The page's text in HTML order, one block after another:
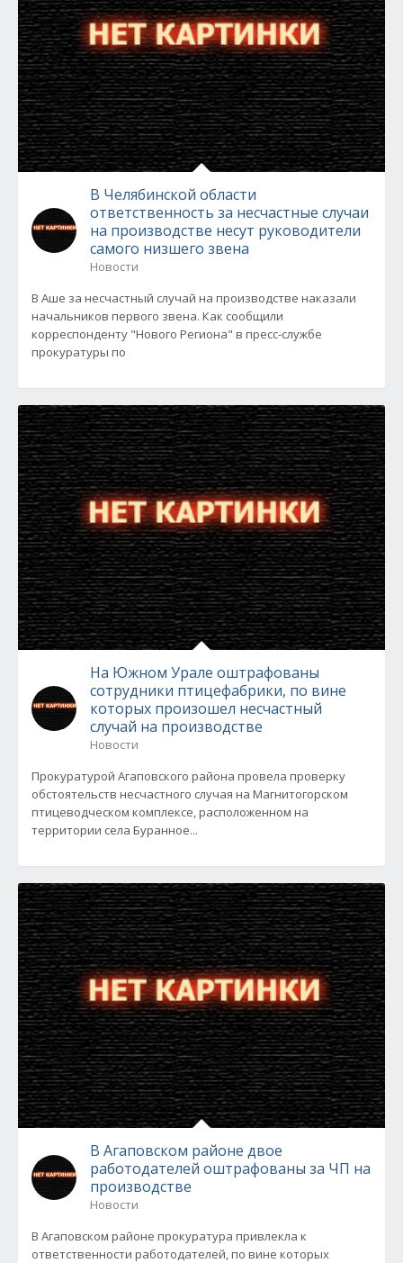
В Челябинской области
ответственность за несчастные случаи
на производстве несут руководители
самого низшего звена
Новости
В Аше за несчастный случай на производстве наказали
начальников первого звена. Как сообщили
корреспонденту "Нового Региона" в пресс-службе
прокуратуры по
На Южном Урале оштрафованы
сотрудники птицефабрики, по вине
которых произошел несчастный
случай на производстве
Новости
Прокуратурой Агаповского района провела проверку
обстоятельств несчастного случая на Магнитогорском
птицеводческом комплексе, расположенном на
территории села Буранное...
В Агаповском районе двое
работодателей оштрафованы за ЧП на
производстве
Новости
В Агаповском районе прокуратура привлекла к
ответственности работодателей, по вине которых